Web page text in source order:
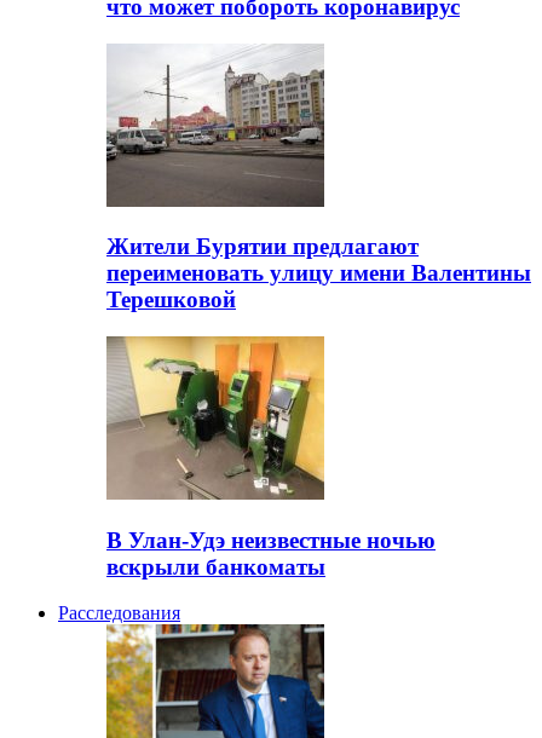
что может побороть коронавирус
Жители Бурятии предлагают
переименовать улицу имени Валентины
Терешковой
В Улан-Удэ неизвестные ночью
вскрыли банкоматы
Расследования